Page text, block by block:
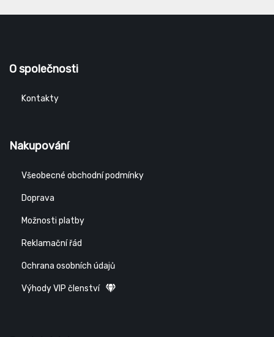
O společnosti
Kontakty
Nakupování
Všeobecné obchodní podmínky
Doprava
Možnosti platby
Reklamační řád
Ochrana osobních údajů
Výhody VIP členství